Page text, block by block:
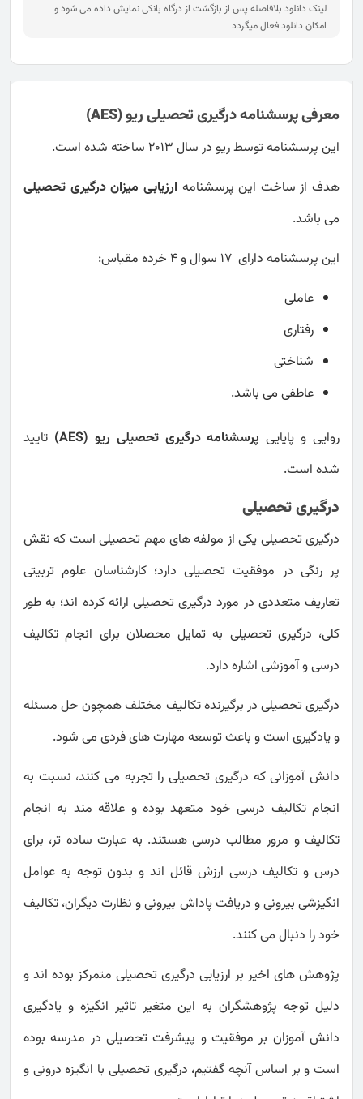
لینک دانلود بلافاصله پس از بازگشت از درگاه بانکی نمایش داده می شود و
امکان دانلود فعال میگردد
معرفی پرسشنامه درگیری تحصیلی ریو (AES)
این پرسشنامه توسط ریو در سال 2013 ساخته شده است.
هدف از ساخت این پرسشنامه ارزیابی میزان درگیری تحصیلی
می باشد.
این پرسشنامه دارای ۱۷ سوال و 4 خرده مقیاس:
عاملی
رفتاری
شناختی
عاطفی می باشد.
روایی و پایایی پرسشنامه درگیری تحصیلی ریو (AES)
تایید
شده است.
درگیری تحصیلی
درگیری تحصیلی یکی از مولفه های مهم تحصیلی است که نقش
پر رنگی در موفقیت تحصیلی دارد؛ کارشناسان علوم تربیتی
تعاریف متعددی در مورد درگیری تحصیلی ارائه کرده اند؛ به طور
کلی، درگیری تحصیلی به تمایل محصلان برای انجام تکالیف
درسی و آموزشی اشاره دارد.
درگیری تحصیلی در برگیرنده تکالیف مختلف همچون حل مسئله
و یادگیری است و باعث توسعه مهارت های فردی می شود.
دانش آموزانی که درگیری تحصیلی را تجربه می کنند، نسبت به
انجام تکالیف درسی خود متعهد بوده و علاقه مند به انجام
تکالیف و مرور مطالب درسی هستند. به عبارت ساده تر، برای
درس و تکالیف درسی ارزش قائل اند و بدون توجه به عوامل
انگیزشی بیرونی و دریافت پاداش بیرونی و نظارت دیگران، تکالیف
خود را دنبال می کنند.
پژوهش های اخیر بر ارزیابی درگیری تحصیلی متمرکز بوده اند و
دلیل توجه پژوهشگران به این متغیر تاثیر انگیزه و یادگیری
دانش آموزان بر موفقیت و پیشرفت تحصیلی در مدرسه بوده
است و بر اساس آنچه گفتیم، درگیری تحصیلی با انگیزه درونی و